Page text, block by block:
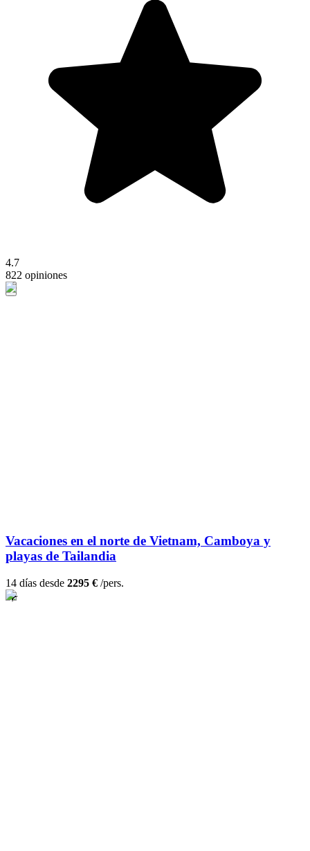
4.7
822 opiniones
Vacaciones en el norte de Vietnam, Camboya y
playas de Tailandia
14 días desde 2295 € /pers.